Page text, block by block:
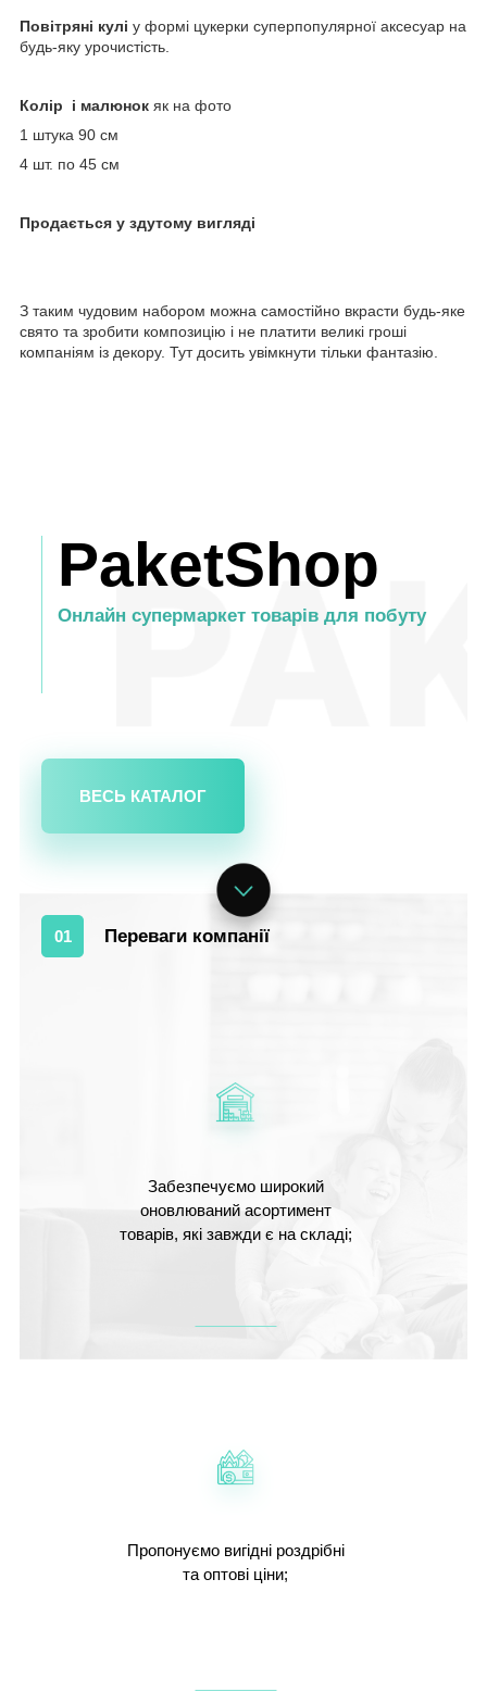
Повітряні кулі у формі цукерки суперпопулярної аксесуар на
будь-яку урочистість.
Колір і малюнок як на фото
1 штука 90 см
4 шт. по 45 см
Продається у здутому вигляді
З таким чудовим набором можна самостійно вкрасти будь-яке
свято та зробити композицію і не платити великі гроші
компаніям із декору. Тут досить увімкнути тільки фантазію.
PaketShop
Онлайн супермаркет товарів для побуту
ВЕСЬ КАТАЛОГ
01 Переваги компанії
Забезпечуємо широкий
оновлюваний асортимент
товарів, які завжди є на складі;
Пропонуємо вигідні роздрібні
та оптові ціни;